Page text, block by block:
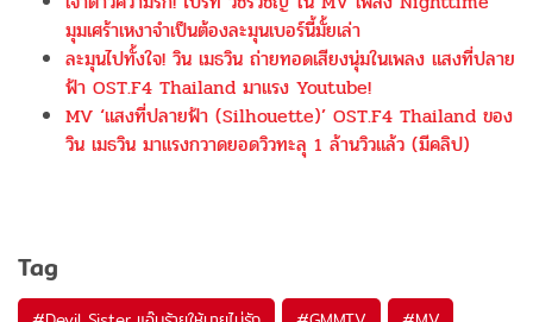
มุมเศร้าเหงาจำเป็นต้องละมุนเบอร์นี้มั้ยเล่า
ละมุนไปทั้งใจ! วิน เมธวิน ถ่ายทอดเสียงนุ่มในเพลง แสงที่ปลาย
ฟ้า OST.F4 Thailand มาแรง Youtube!
MV ‘แสงที่ปลายฟ้า (Silhouette)’ OST.F4 Thailand ของ
วิน เมธวิน มาแรงกวาดยอดวิวทะลุ 1 ล้านวิวแล้ว (มีคลิป)
Tag